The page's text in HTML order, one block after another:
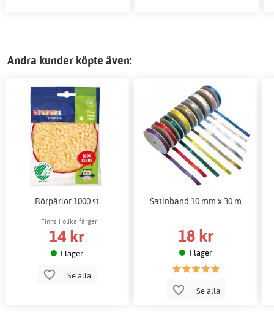
Andra kunder köpte även:
Rörpärlor 1000 st
Finns i olika färger
14 kr
I lager
Se alla
Satinband 10 mm x 30 m
18 kr
I lager
Se alla